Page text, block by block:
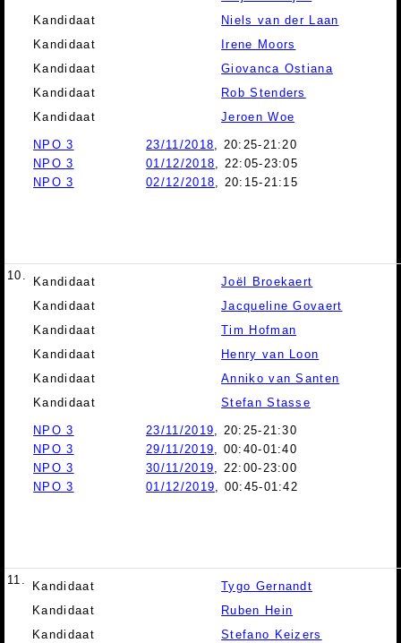
Kandidaat
Niels van der Laan
Kandidaat
Irene Moors
Kandidaat
Giovanca Ostiana
Kandidaat
Rob Stenders
Kandidaat
Jeroen Woe
NPO 3 23/11/2018, 20:25-21:20
NPO 3
01/12/2018, 22:05-23:05
NPO 3
02/12/2018, 20:15-21:15
10. Kandidaat
Joël Broekaert
Kandidaat
Jacqueline Govaert
Kandidaat
Tim Hofman
Kandidaat
Henry van Loon
Kandidaat
Anniko van Santen
Kandidaat
Stefan Stasse
NPO 3 23/11/2019, 20:25-21:30
NPO 3
29/11/2019, 00:40-01:40
NPO 3
30/11/2019, 22:00-23:00
NPO 3
01/12/2019, 00:45-01:42
11. Kandidaat
Tygo Gernandt
Kandidaat
Ruben Hein
Kandidaat
Stefano Keizers